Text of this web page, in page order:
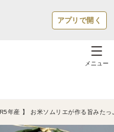
アプリで開く
メニュー
R5年産 】 お米ソムリエが作る旨みた